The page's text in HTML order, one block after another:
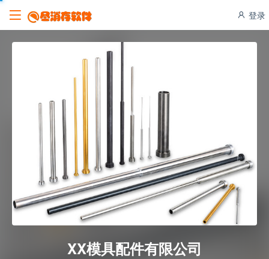
登录
XX模具配件有限公司